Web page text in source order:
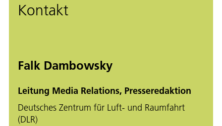
Kontakt
Falk Dambowsky
Leitung Media Relations, Presseredaktion
Deutsches Zentrum für Luft- und Raumfahrt
(DLR)